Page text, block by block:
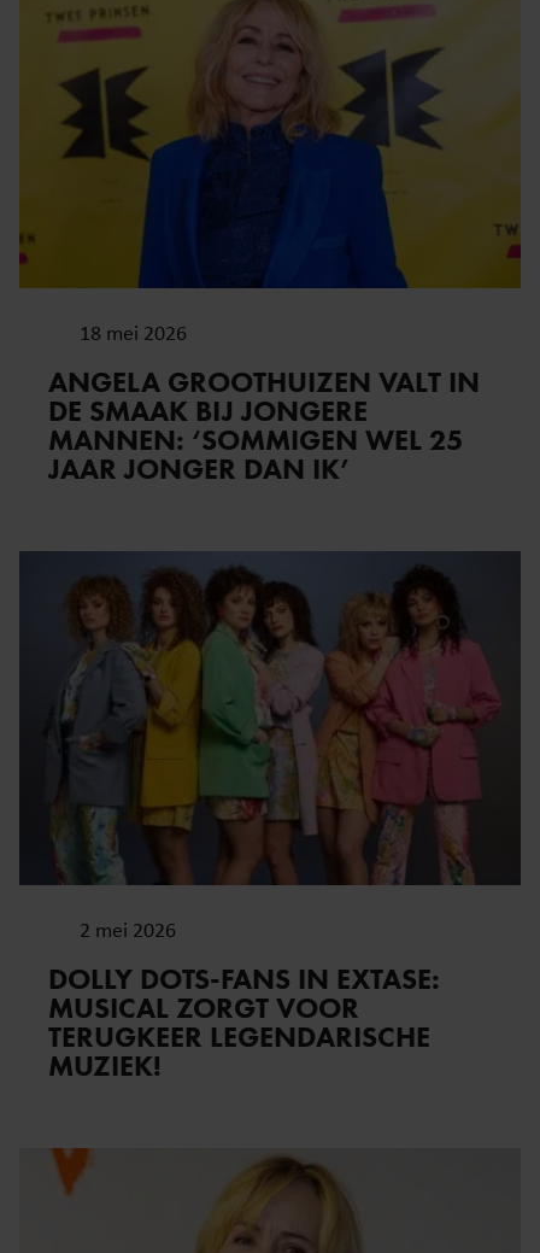
18 mei 2026
ANGELA GROOTHUIZEN VALT IN
DE SMAAK BIJ JONGERE
MANNEN: ‘SOMMIGEN WEL 25
JAAR JONGER DAN IK’
2 mei 2026
DOLLY DOTS-FANS IN EXTASE:
MUSICAL ZORGT VOOR
TERUGKEER LEGENDARISCHE
MUZIEK!